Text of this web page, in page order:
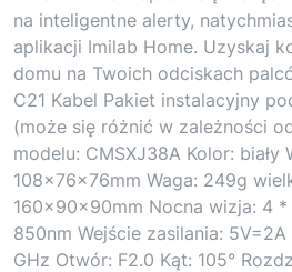
na inteligentne alerty,
aplikacji Imilab Home. Uzyskaj
domu na Twoich odciskach
C21 Kabel Pakiet instalacyjny
(może się różnić w zależności
modelu: CMSXJ38A Kolor: biały
108×76×76mm Waga: 249g
160×90×90mm Nocna wizja: 4
850nm Wejście zasilania: 5V=2A
GHz Otwór: F2.0 Kąt: 105°